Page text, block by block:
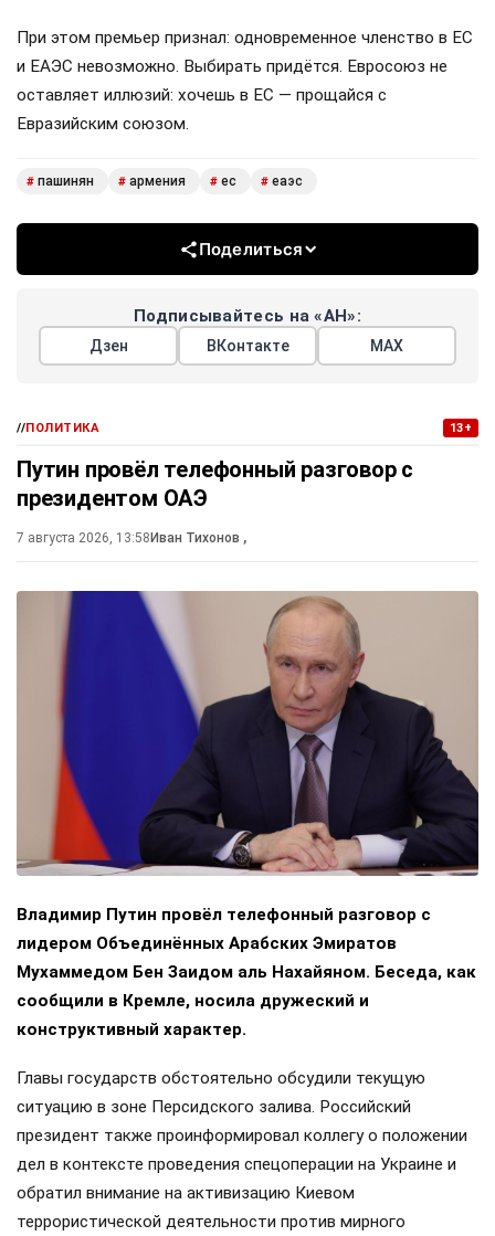
При этом премьер признал: одновременное членство в ЕС
и ЕАЭС невозможно. Выбирать придётся. Евросоюз не
оставляет иллюзий: хочешь в ЕС — прощайся с
Евразийским союзом.
# пашинян # армения # ес # еаэс
Поделиться
Подписывайтесь на «АН»:
Дзен ВКонтакте МАХ
//ПОЛИТИКА 13+
Путин провёл телефонный разговор с
президентом ОАЭ
7 августа 2026, 13:58 Иван Тихонов ,
Владимир Путин провёл телефонный разговор с
лидером Объединённых Арабских Эмиратов
Мухаммедом Бен Заидом аль Нахайяном. Беседа, как
сообщили в Кремле, носила дружеский и
конструктивный характер.
Главы государств обстоятельно обсудили текущую
ситуацию в зоне Персидского залива. Российский
президент также проинформировал коллегу о положении
дел в контексте проведения спецоперации на Украине и
обратил внимание на активизацию Киевом
террористической деятельности против мирного